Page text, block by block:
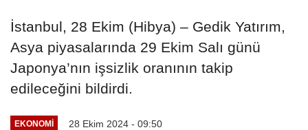
İstanbul, 28 Ekim (Hibya) – Gedik Yatırım,
Asya piyasalarında 29 Ekim Salı günü
Japonya’nın işsizlik oranının takip
edileceğini bildirdi.
EKONOMI 28 Ekim 2024 - 09:50